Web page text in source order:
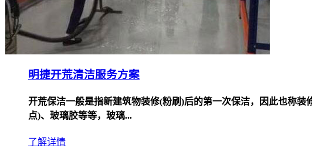
明捷开荒清洁服务方案
开荒保洁一般是指新建筑物装修(粉刷)后的第一次保洁，因此也称
点)、玻璃胶等等，玻璃...
了解详情